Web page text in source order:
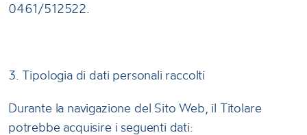
0461/512522.
3. Tipologia di dati personali raccolti
Durante la navigazione del Sito Web, il Titolare
potrebbe acquisire i seguenti dati: